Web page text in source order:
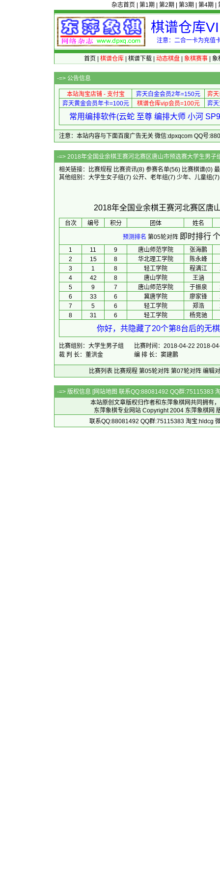
杂志首页 第1期 第2期 第3期 第4期
棋谱仓库
注意：二合一卡为充值
首页 棋谱仓库| 棋谱下载| 动态棋盘| 象棋赛事| 象
-=> 公告信息
本站淘宝店铺 - 支付宝 弈天白金会员2年=150元
弈
弈天黄金会员年卡=100元
棋谱仓库vip会员=100元 弈
常用编排软件(云蛇 至尊 编排大师 小河
注意：本站内容与下面百度广告无关 微信:dpxqcom QQ号
-=> 2018年全国业余棋王赛河北赛区唐山市预选
相关链接：
比赛规程 比赛资讯(8) 参赛名单(56) 比赛棋谱(0)
其他组别： 大学生女子组(7) 公开、老年组(7) 少年、儿童组(7)
2018年全国业余棋王赛河北赛区唐
台次 编号 积分 团体 姓名
预测排名 第05轮对阵 即时排行
1 11 9 唐山师范学院 张海鹏
2
15 8 华北理工学院
陈永峰
3
1 8 轻工学院 程满江
4
42 8 唐山学院
王涵
5
9 7 唐山师范学院 于振泉
6
33 6 冀唐学院 廖家锋
7
5 6 轻工学院 郑浩
8
31 6 轻工学院 杨竞驰
你好，共隐藏了20个第8台后的无
比赛组别：大学生男子组
比赛时间：2018-04-22 2018-
裁 判 长：董洪金
编 排 长：窦建鹏
比赛列表 比赛规程 第05轮对阵 第07轮对阵 编辑
-=> 版权信息 [网站地图 联系QQ:88081492 QQ群:75115383
本站原创文章版权归作者和 东萍象棋网共同拥有
东萍象棋专业网站 Copyright 2004 东萍象棋网
联系QQ:88081492 QQ群:75115383 淘宝:hldcg